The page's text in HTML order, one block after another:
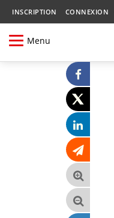
INSCRIPTION CONNEXION
Menu